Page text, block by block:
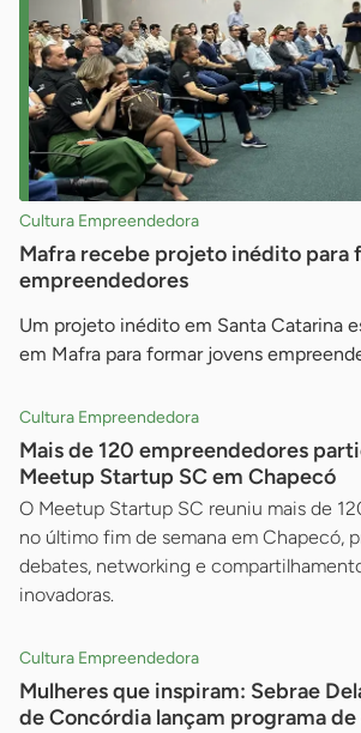
Cultura Empreendedora
Mafra recebe projeto inédito para
empreendedores
Um projeto inédito em Santa Catarina
em Mafra para formar jovens
Cultura Empreendedora
Mais de 120 empreendedores
Meetup Startup SC em Chapecó
O Meetup Startup SC reuniu mais de
no último fim de semana em Chapecó,
debates, networking e
inovadoras.
Cultura Empreendedora
Mulheres que inspiram: Sebrae
de Concórdia lançam programa